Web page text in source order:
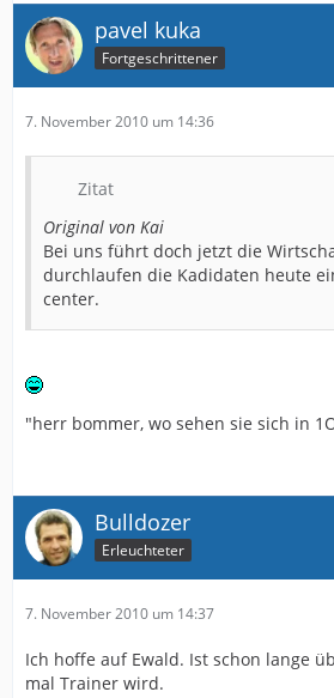
pavel kuka
Fortgeschrittener
7. November 2010 um 14:36
Zitat
Original von Kai
Bei uns führt doch jetzt die
durchlaufen die Kadidaten heute
center.
"herr bommer, wo sehen sie sich in
Bulldozer
Erleuchteter
7. November 2010 um 14:37
Ich hoffe auf Ewald. Ist schon lange
mal Trainer wird.